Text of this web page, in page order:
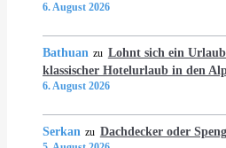
6. August 2026
Bathuan zu Lohnt sich ein
klassischer Hotelurlaub in den
6. August 2026
Serkan zu Dachdecker oder